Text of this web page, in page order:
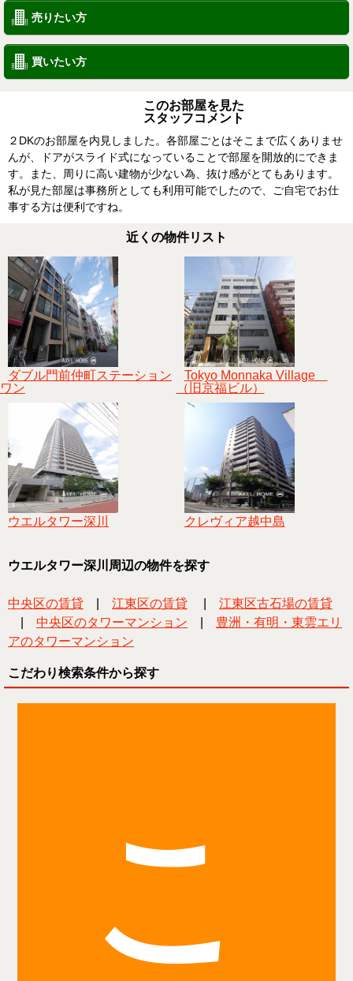
売りたい方
買いたい方
このお部屋を見た
スタッフコメント
２DKのお部屋を内見しました。各部屋ごとはそこまで広くありませ
んが、ドアがスライド式になっていることで部屋を開放的にできま
す。また、周りに高い建物が少ない為、抜け感がとてもあります。
私が見た部屋は事務所としても利用可能でしたので、ご自宅でお仕
事する方は便利ですね。
近くの物件リスト
ダブル門前仲町ステーション
ワン
Tokyo Monnaka Village
（旧京福ビル）
ウエルタワー深川 クレヴィア越中島
ウエルタワー深川周辺の物件を探す
中央区の賃貸 江東区の賃貸
江東区古石場の賃貸
中央区のタワーマンション
豊洲・有明・東雲エリ
アのタワーマンション
こだわり検索条件から探す
こ